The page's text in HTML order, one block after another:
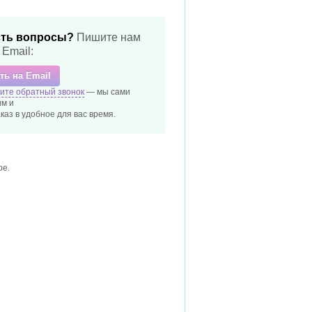
вопросы? Пишите нам
на Email
обратный звонок— мы сами
и
в удобное для вас время.